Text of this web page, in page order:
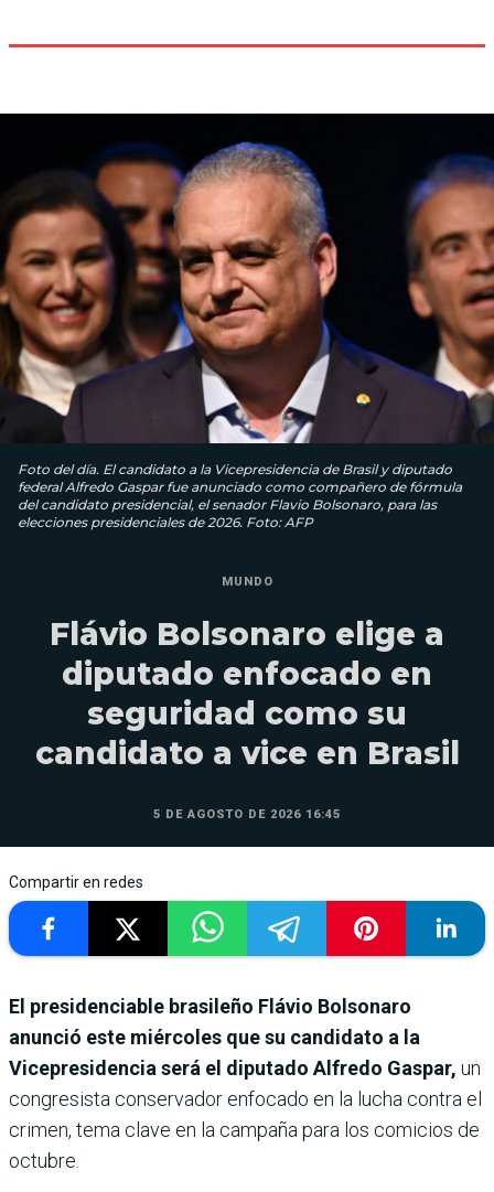
Foto del día. El candidato a la Vicepresidencia de Brasil y diputado
federal Alfredo Gaspar fue anunciado como compañero de fórmula
del candidato presidencial, el senador Flavio Bolsonaro, para las
elecciones presidenciales de 2026. Foto: AFP
MUNDO
Flávio Bolsonaro elige a
diputado enfocado en
seguridad como su
candidato a vice en Brasil
5 DE AGOSTO DE 2026 16:45
Compartir en redes
El presidenciable brasileño Flávio Bolsonaro
anunció este miércoles que su candidato a la
Vicepresidencia será el diputado Alfredo Gaspar, un
congresista conservador enfocado en la lucha contra el
crimen, tema clave en la campaña para los comicios de
octubre.